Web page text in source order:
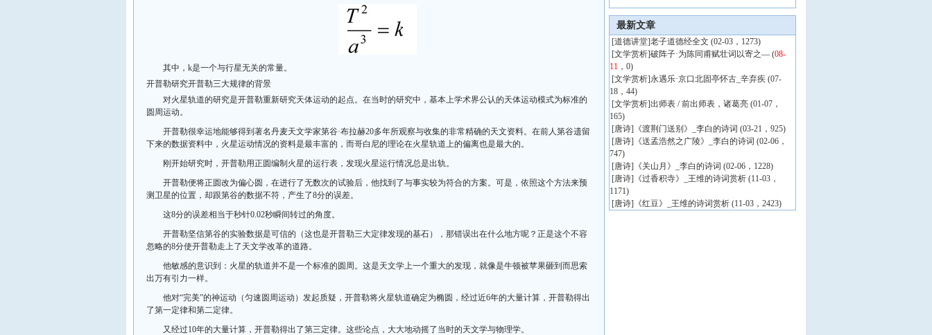
其中，k是一个与行星无关的常量。
开普勒研究开普勒三大规律的背景
对火星轨道的研究是开普勒重新研究天体运动的起点。在当时的研究中，基本上学术界公认的天体运动模式为标准的
圆周运动。
开普勒很幸运地能够得到著名丹麦天文学家第谷·布拉赫20多年所观察与收集的非常精确的天文资料。在前人第谷遗留
下来的数据资料中，火星运动情况的资料是最丰富的，而哥白尼的理论在火星轨道上的偏离也是最大的。
刚开始研究时，开普勒用正圆编制火星的运行表，发现火星运行情况总是出轨。
开普勒便将正圆改为偏心圆，在进行了无数次的试验后，他找到了与事实较为符合的方案。可是，依照这个方法来预
测卫星的位置，却跟第谷的数据不符，产生了8分的误差。
这8分的误差相当于秒针0.02秒瞬间转过的角度。
开普勒坚信第谷的实验数据是可信的（这也是开普勒三大定律发现的基石），那错误出在什么地方呢？正是这个不容
忽略的8分使开普勒走上了天文学改革的道路。
他敏感的意识到：火星的轨道并不是一个标准的圆周。这是天文学上一个重大的发现，就像是牛顿被苹果砸到而思索
出万有引力一样。
他对“完美”的神运动（匀速圆周运动）发起质疑，开普勒将火星轨道确定为椭圆，经过近6年的大量计算，开普勒得出
了第一定律和第二定律。
又经过10年的大量计算，开普勒得出了第三定律。这些论点，大大地动摇了当时的天文学与物理学。
最新文章
[道德讲堂]老子道德经全文 (02-03，1273)
[文学赏析]破阵子·为陈同甫赋壮词以寄之— (08-
11 ，0)
[文学赏析]永遇乐·京口北固亭怀古_辛弃疾 (07-
18，44)
[文学赏析]出师表 / 前出师表，诸葛亮 (01-07，
165)
[唐诗] 《渡荆门送别》_李白的诗词 (03-21，925)
[唐诗] 《送孟浩然之广陵》_李白的诗词 (02-06，
747)
[唐诗] 《关山月》_李白的诗词 (02-06，1228)
[唐诗] 《过香积寺》_王维的诗词赏析 (11-03，
1171)
[唐诗] 《红豆》_王维的诗词赏析 (11-03，2423)